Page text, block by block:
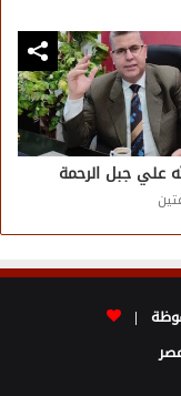
علي جبل الرحمة